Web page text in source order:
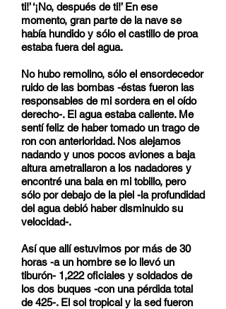
ti!’ ‘¡No, después de ti!’ En ese
momento, gran parte de la nave se
había hundido y sólo el castillo de proa
estaba fuera del agua.
No hubo remolino, sólo el ensordecedor
ruido de las bombas -éstas fueron las
responsables de mi sordera en el oído
derecho-. El agua estaba caliente. Me
sentí feliz de haber tomado un trago de
ron con anterioridad. Nos alejamos
nadando y unos pocos aviones a baja
altura ametrallaron a los nadadores y
encontré una bala en mi tobillo, pero
sólo por debajo de la piel -la profundidad
del agua debió haber disminuido su
velocidad-.
Así que allí estuvimos por más de 30
horas -a un hombre se lo llevó un
tiburón- 1,222 oficiales y soldados de
los dos buques -con una pérdida total
de 425-. El sol tropical y la sed fueron